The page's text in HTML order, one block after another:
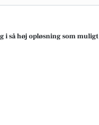
i så høj opløsning som muligt